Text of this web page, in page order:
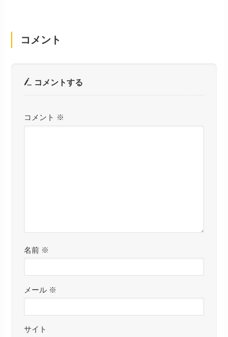
コメント
コメントする
コメント ※
名前 ※
メール ※
サイト